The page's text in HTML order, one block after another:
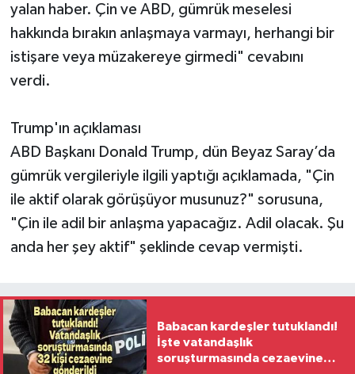
yalan haber. Çin ve ABD, gümrük meselesi
hakkında bırakın anlaşmaya varmayı, herhangi bir
istişare veya müzakereye girmedi" cevabını
verdi.
Trump'ın açıklaması
ABD Başkanı Donald Trump, dün Beyaz Saray’da
gümrük vergileriyle ilgili yaptığı açıklamada, "Çin
ile aktif olarak görüşüyor musunuz?" sorusuna,
"Çin ile adil bir anlaşma yapacağız. Adil olacak. Şu
anda her şey aktif" şeklinde cevap vermişti.
Babacan kardeşler tutuklandı!
İşte vatandaşlık
soruşturmasında cezaevine